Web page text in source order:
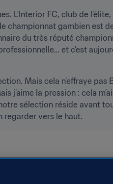
L’Interior FC, club de
championnat gambien est
du très réputé
et c’est
Mais cela n’effraye pas
j’aime la pression : cela
sélection réside avant
regarder vers le haut.